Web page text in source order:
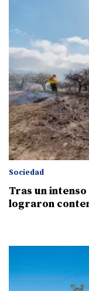
Sociedad
Tras un
lograron